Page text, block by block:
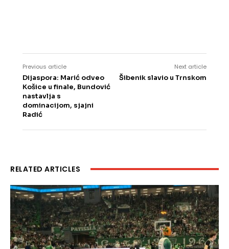
Previous article
Dijaspora: Marić odveo
Košice u finale, Bundović
nastavlja s
dominacijom, sjajni
Radić
Next article
Šibenik slavio u Trnskom
RELATED ARTICLES